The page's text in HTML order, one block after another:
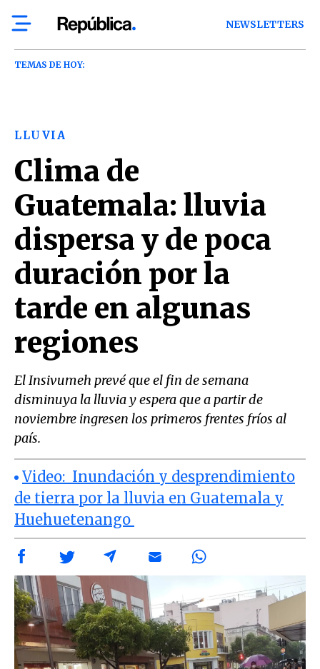
NEWSLETTERS
TEMAS DE HOY:
LLUVIA
Clima de
Guatemala: lluvia
dispersa y de poca
duración por la
tarde en algunas
regiones
El Insivumeh prevé que el fin de semana
disminuya la lluvia y espera que a partir de
noviembre ingresen los primeros frentes fríos al
país.
Video: Inundación y desprendimiento
de tierra por la lluvia en Guatemala y
Huehuetenango